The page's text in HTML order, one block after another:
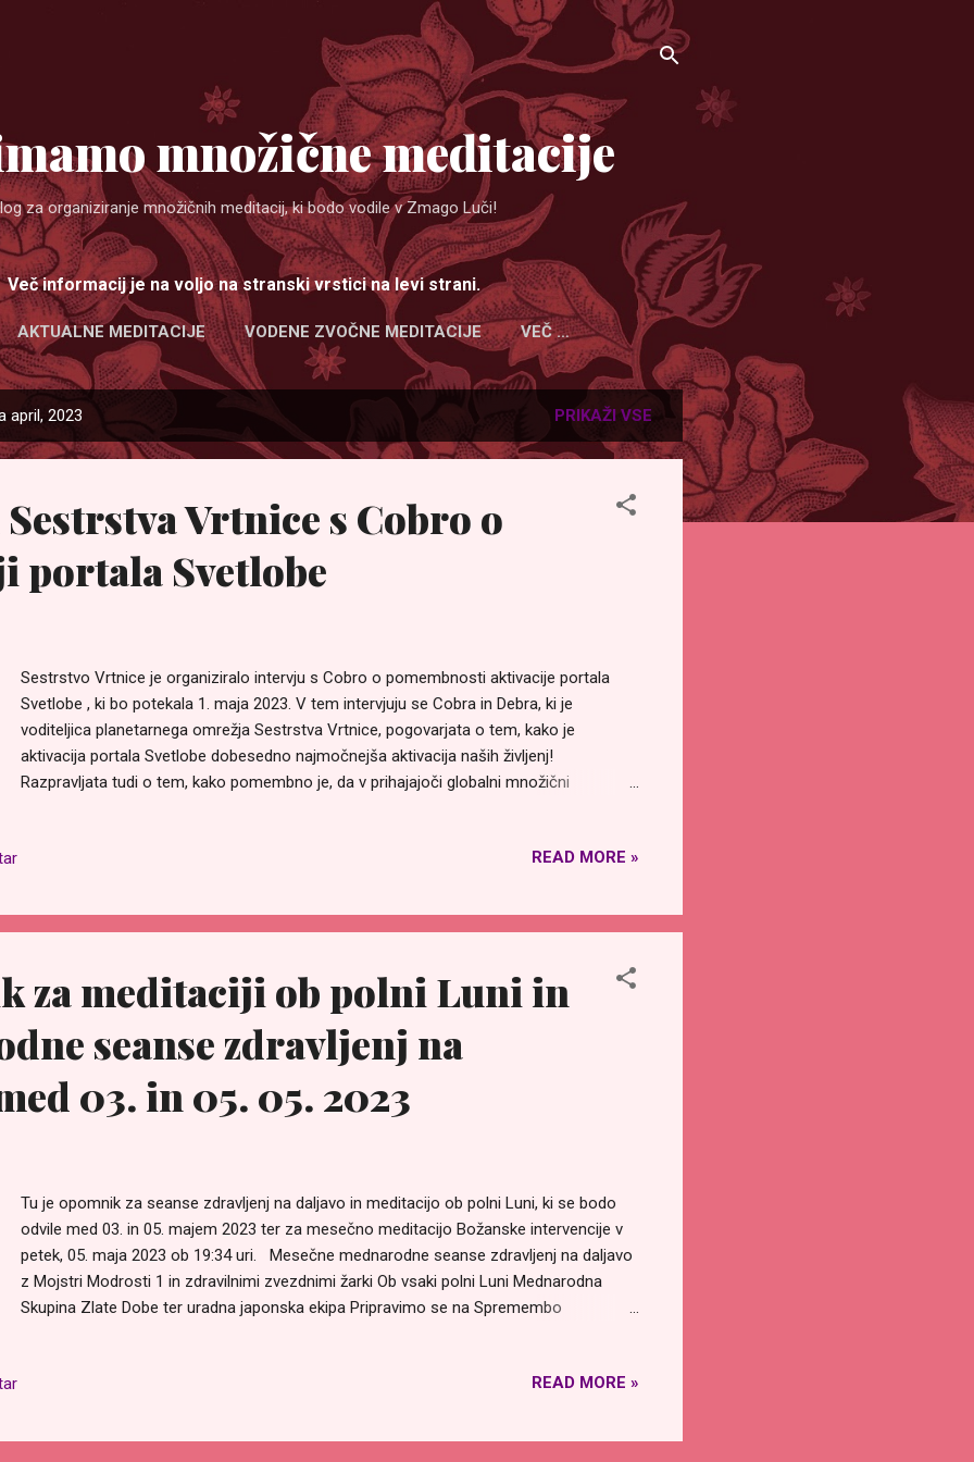
množične meditacije
za organiziranje množičnih meditacij, ki bodo vodile v Zmago Luči!
Več informacij je na voljo na stranski vrstici na levi strani.
AKTUALNE MEDITACIJE VODENE ZVOČNE MEDITACIJE VEČ …
april, 2023 PRIKAŽI VSE
Vrtnice s Cobro o
portala Svetlobe
Sestrstvo Vrtnice je organiziralo intervju s Cobro o pomembnosti aktivacije portala
Svetlobe , ki bo potekala 1. maja 2023. V tem intervjuju se Cobra in Debra, ki je
voditeljica planetarnega omrežja Sestrstva Vrtnice, pogovarjata o tem, kako je
aktivacija portala Svetlobe dobesedno najmočnejša aktivacija naših življenj!
Razpravljata tudi o tem, kako pomembno je, da v prihajajoči globalni množični
portal, zasidrane na najbolj uravnotežen in harmoničen način... in kakšne so lahko
čim več ljudi, zato širite novico! Za več informacij o tej pomembni aktivaciji prosimo
obiščite: https://slovenian.welovemassmeditation.com/2023/04/aktivacija-portala-
READ MORE »
za meditaciji ob polni Luni in
seanse zdravljenj na
03. in 05. 05. 2023
Tu je opomnik za seanse zdravljenj na daljavo in meditacijo ob polni Luni, ki se bodo
odvile med 03. in 05. majem 2023 ter za mesečno meditacijo Božanske intervencije v
petek, 05. maja 2023 ob 19:34 uri. Mesečne mednarodne seanse zdravljenj na daljavo
z Mojstri Modrosti 1 in zdravilnimi zvezdnimi žarki Ob vsaki polni Luni Mednarodna
Skupina Zlate Dobe ter uradna japonska ekipa Pripravimo se na Spremembo
brezplačno. https://slovenian.welovemassmeditation.com/2018/08/zdravljenje-na-
odvile tri seanse zdravljenja na daljavo: Prvi dan: sreda, 03. 05. 2023 od 16:00 do 16:30
READ MORE »